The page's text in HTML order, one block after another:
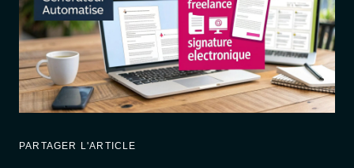
PARTAGER L'ARTICLE